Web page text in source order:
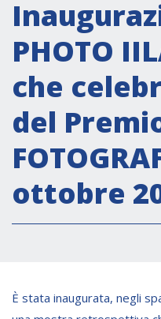
Segreteria
Segreteria Socio-
Segreteria
Forum PMI
Rete per la
genere
COOPERAZIONE
PHOTO
che
del
ottobre
È stata inaugurata, negli